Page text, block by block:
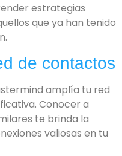
estrategias
que ya han tenido
de contactos
amplía tu red
Conocer a
te brinda la
valiosas en tu